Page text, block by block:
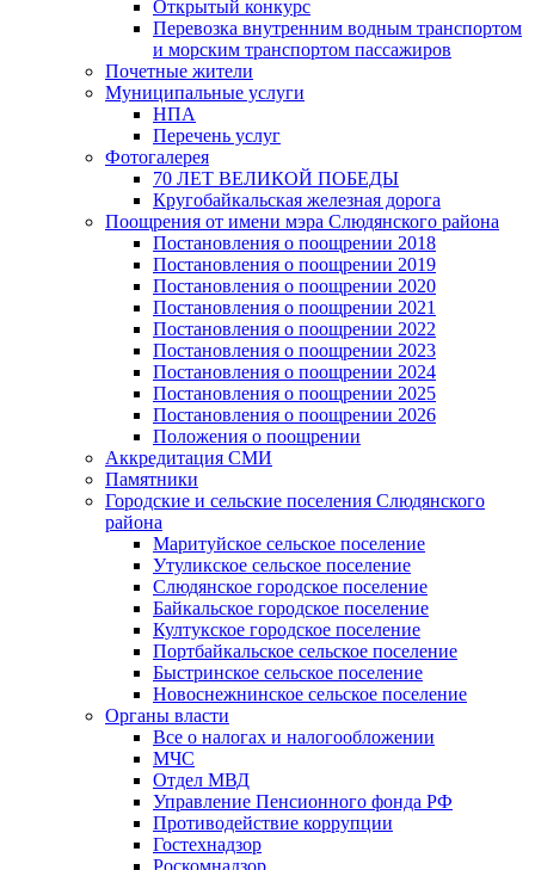
Открытый конкурс
Перевозка внутренним водным транспортом
и морским транспортом пассажиров
Почетные жители
Муниципальные услуги
НПА
Перечень услуг
Фотогалерея
70 ЛЕТ ВЕЛИКОЙ ПОБЕДЫ
Кругобайкальская железная дорога
Поощрения от имени мэра Слюдянского района
Постановления о поощрении 2018
Постановления о поощрении 2019
Постановления о поощрении 2020
Постановления о поощрении 2021
Постановления о поощрении 2022
Постановления о поощрении 2023
Постановления о поощрении 2024
Постановления о поощрении 2025
Постановления о поощрении 2026
Положения о поощрении
Аккредитация СМИ
Памятники
Городские и сельские поселения Слюдянского
района
Маритуйское сельское поселение
Утуликское сельское поселение
Слюдянское городское поселение
Байкальское городское поселение
Култукское городское поселение
Портбайкальское сельское поселение
Быстринское сельское поселение
Новоснежнинское сельское поселение
Органы власти
Все о налогах и налогообложении
МЧС
Отдел МВД
Управление Пенсионного фонда РФ
Противодействие коррупции
Гостехнадзор
Роскомнадзор